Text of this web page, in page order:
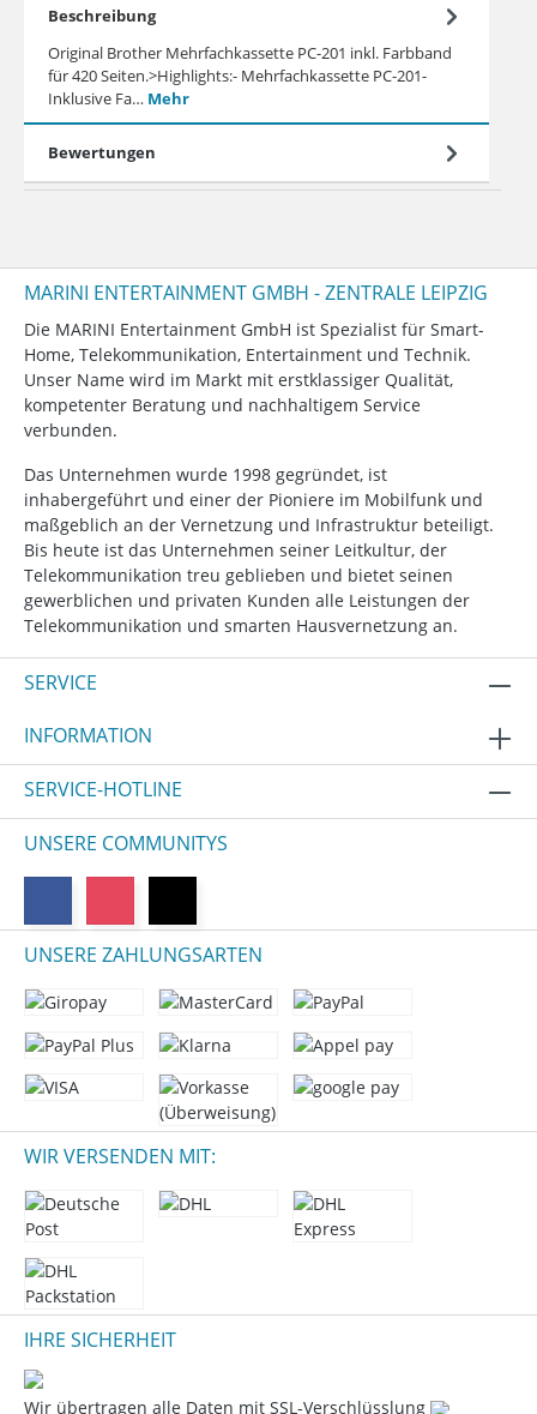
Beschreibung
Original Brother Mehrfachkassette PC-201 inkl. Farbband
für 420 Seiten.>Highlights:- Mehrfachkassette PC-201-
Inklusive Fa… Mehr
Bewertungen
MARINI ENTERTAINMENT GMBH - ZENTRALE LEIPZIG
Die MARINI Entertainment GmbH ist Spezialist für Smart-
Home, Telekommunikation, Entertainment und Technik.
Unser Name wird im Markt mit erstklassiger Qualität,
kompetenter Beratung und nachhaltigem Service
verbunden.
Das Unternehmen wurde 1998 gegründet, ist
inhabergeführt und einer der Pioniere im Mobilfunk und
maßgeblich an der Vernetzung und Infrastruktur beteiligt.
Bis heute ist das Unternehmen seiner Leitkultur, der
Telekommunikation treu geblieben und bietet seinen
gewerblichen und privaten Kunden alle Leistungen der
Telekommunikation und smarten Hausvernetzung an.
SERVICE
INFORMATION
SERVICE-HOTLINE
UNSERE COMMUNITYS
UNSERE ZAHLUNGSARTEN
WIR VERSENDEN MIT:
IHRE SICHERHEIT
Wir übertragen alle Daten mit SSL-Verschlüsslung